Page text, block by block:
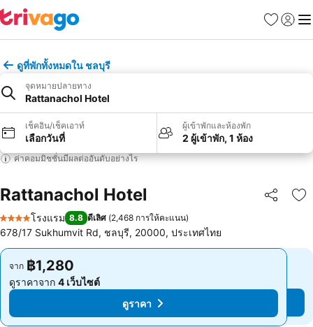
รายการโป
เข้าสู่ร
เมนู
ดูที่พักทั้งหมดใน ชลบุรี
จุดหมายปลายทาง
Rattanachol Hotel
เช็คอิน/เช็คเอาท์
เลือกวันที่
ผู้เข้าพักและห้องพัก
2 ผู้เข้าพัก, 1 ห้อง
ค่าคอมมิชชั่นมีผลต่ออันดับอย่างไร
Rattanachol Hotel แชร์
เ
4 ดาว
โรงแรม 8.8 ดีเลิศ (2,468 การให้คะแนน)
678/17 Sukhumvit Rd, ชลบุรี, 20000, ประเทศไทย
จาก ฿1,280
ดูราคาจาก 4 เว็บไซต์
ดูราคา
จาก ฿1,280
ดูราคาจาก 4 เว็บไซต์
ดูราคา